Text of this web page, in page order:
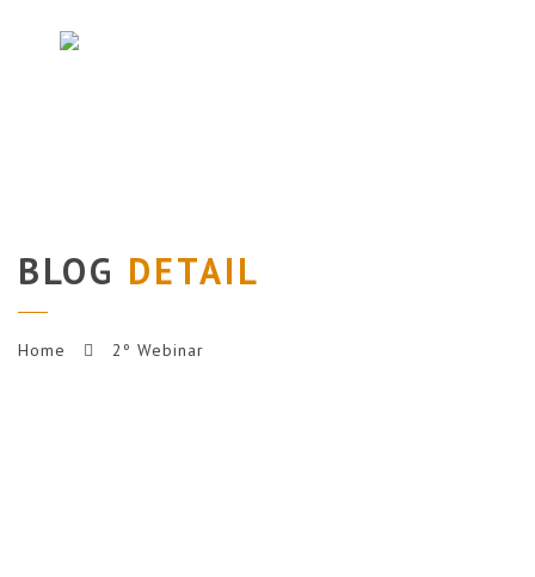
BLOG DETAIL
Home 2º Webinar